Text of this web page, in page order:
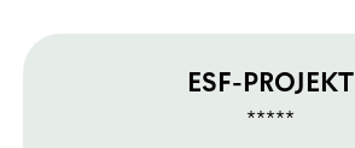
ESF-PROJEKT
*****